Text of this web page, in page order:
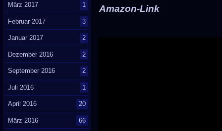
Amazon-Link
März 2017 1
Februar 2017 3
Januar 2017 2
Dezember 2016 2
September 2016 2
Juli 2016 1
April 2016 20
März 2016 66